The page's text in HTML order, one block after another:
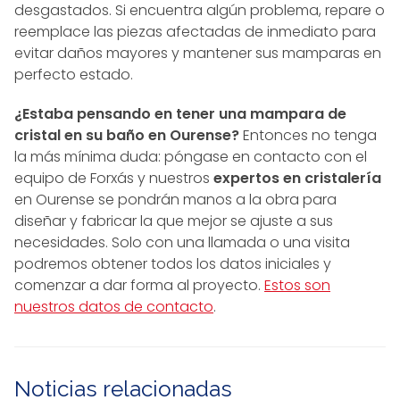
desgastados. Si encuentra algún problema, repare o
reemplace las piezas afectadas de inmediato para
evitar daños mayores y mantener sus mamparas en
perfecto estado.
¿Estaba pensando en tener una mampara de
cristal en su baño en Ourense?Entonces no tenga
la más mínima duda: póngase en contacto con el
equipo de Forxás y nuestros expertos en cristalería
en Ourense se pondrán manos a la obra para
diseñar y fabricar la que mejor se ajuste a sus
necesidades. Solo con una llamada o una visita
podremos obtener todos los datos iniciales y
comenzar a dar forma al proyecto. Estos son
nuestros datos de contacto.
Noticias relacionadas